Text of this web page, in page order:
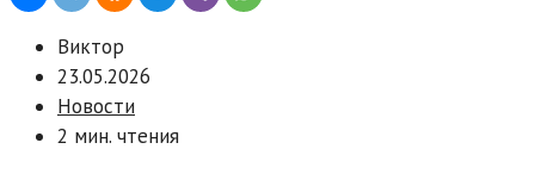
Виктор
23.05.2026
Новости
2 мин. чтения